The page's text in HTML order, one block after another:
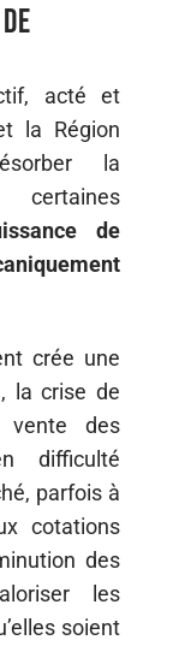
acté et
la Région
la
de
crée une
la crise de
des
difficulté
parfois à
cotations
des
les
soient